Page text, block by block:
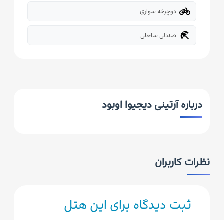
pedal_bike دوچرخه سواری
beach_access صندلی ساحلی
درباره آرتینی دیجیوا اوبود
نظرات کاربران
ثبت دیدگاه برای این هتل